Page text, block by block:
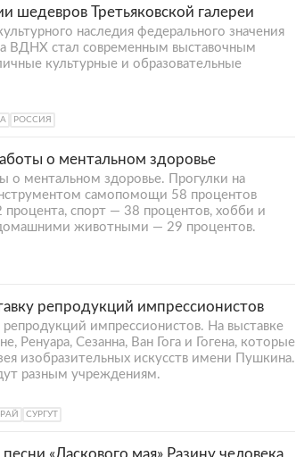
шедевров Третьяковской галереи
наследия федерального значения
ВДНХ стал современным выставочным
культурные и образовательные
РОССИЯ
о ментальном здоровье
о ментальном здоровье. Прогулки на
самопомощи 58 процентов
спорт — 38 процентов, хобби и
животными — 29 процентов.
репродукций импрессионистов
импрессионистов. На выставке
Ренуара, Сезанна, Ван Гога и Гогена, которые
изобразительных искусств имени Пушкина.
разным учреждениям.
СУРГУТ
«Ласкового мая» Разину человека